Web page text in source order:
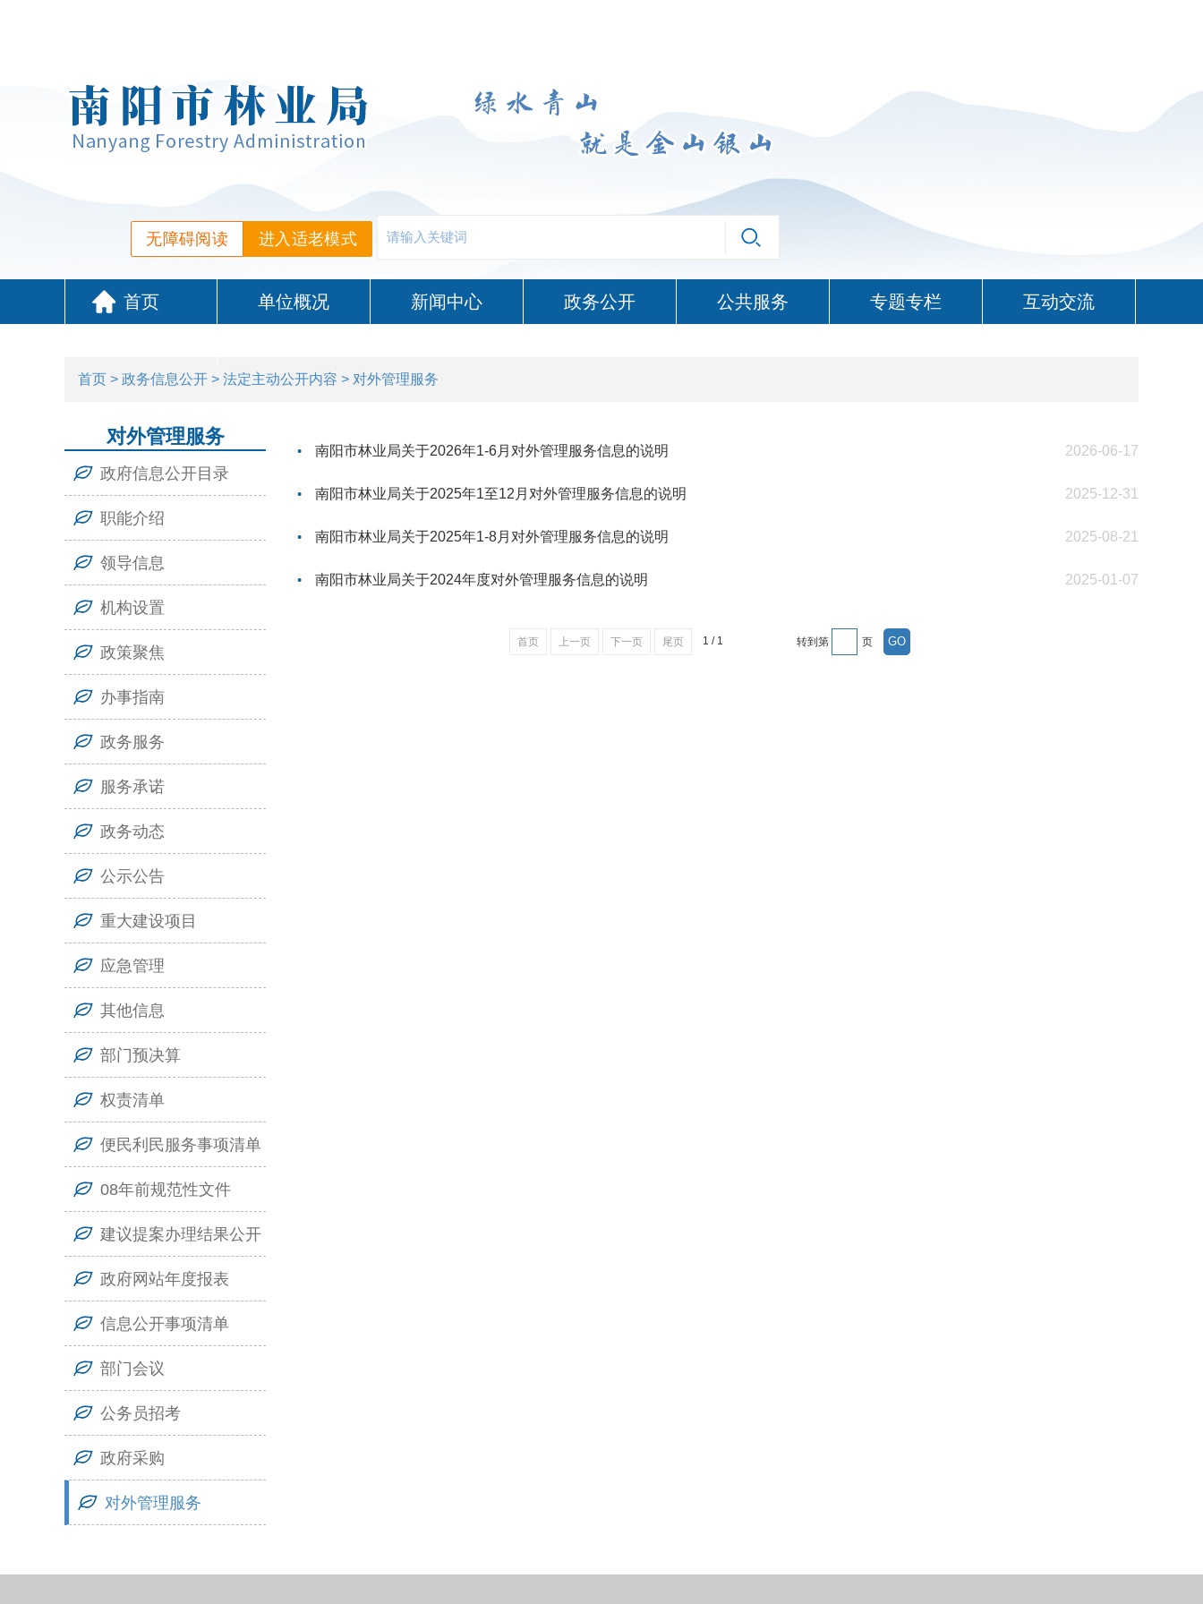
进入适老模式
无障碍阅读
首页 单位概况 新闻中心 政务公开 公共服务 专题专栏 互动交流
首页 > 政务信息公开 > 法定主动公开内容 > 对外管理服务
对外管理服务
政府信息公开目录
职能介绍
领导信息
机构设置
政策聚焦
办事指南
政务服务
服务承诺
政务动态
公示公告
重大建设项目
应急管理
其他信息
部门预决算
权责清单
便民利民服务事项清单
08年前规范性文件
建议提案办理结果公开
政府网站年度报表
信息公开事项清单
部门会议
公务员招考
政府采购
对外管理服务
南阳市林业局关于2026年1-6月对外管理服务信息的说明 2026-06-17
南阳市林业局关于2025年1至12月对外管理服务信息的说明 2025-12-31
南阳市林业局关于2025年1-8月对外管理服务信息的说明 2025-08-21
南阳市林业局关于2024年度对外管理服务信息的说明 2025-01-07
首页 上一页 下一页 尾页 1 / 1 转到第 页